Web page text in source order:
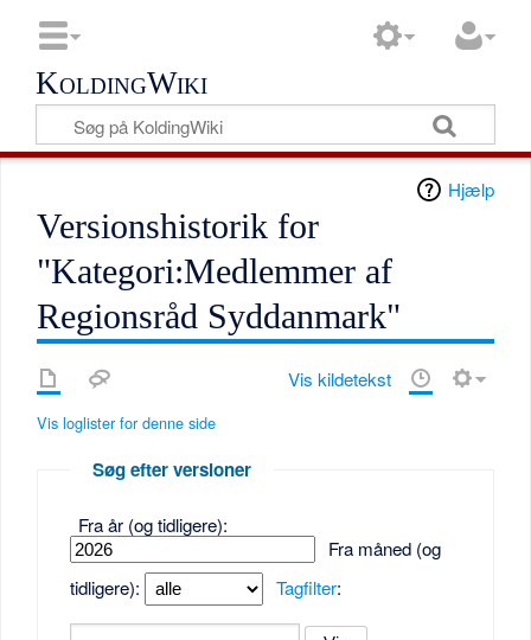
KoldingWiki
Hjælp
Versionshistorik for
"Kategori:Medlemmer af
Regionsråd Syddanmark"
Vis kildetekst
Vis loglister for denne side
Søg efter versioner
Fra år (og tidligere):
Fra måned (og
tidligere):
Tagfilter: